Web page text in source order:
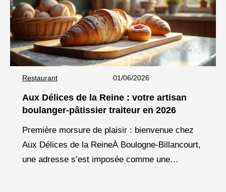
Restaurant 01/06/2026
Aux Délices de la Reine : votre artisan
boulanger-pâtissier traiteur en 2026
Première morsure de plaisir : bienvenue chez
Aux Délices de la ReineÀ Boulogne-Billancourt,
une adresse s’est imposée comme une